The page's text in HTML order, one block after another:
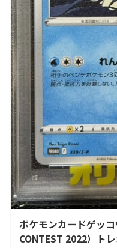
ポケモンカードゲッ
CONTEST 2022）ト